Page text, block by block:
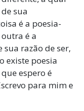
sua
é a poesia-
é a
sua razão de ser,
existe poesia
espero é
para mim e